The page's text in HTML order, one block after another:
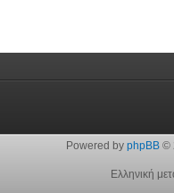
Powered by phpBB©
Ελληνική